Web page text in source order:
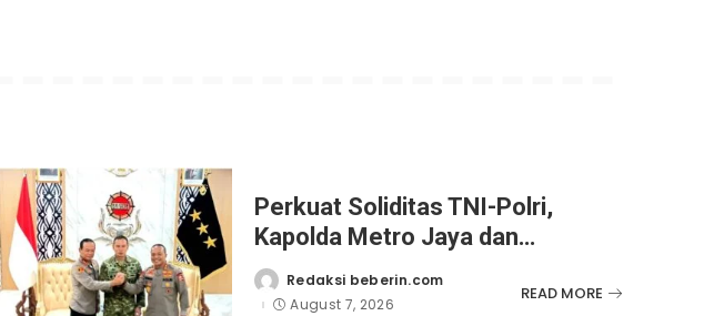
Perkuat Soliditas TNI-Polri,
Kapolda Metro Jaya dan
Pangdam Jaya Kunjungi
Dankorps Brimob Polri
Posted
by
Redaksi beberin.com
August 7, 2026
READ MORE